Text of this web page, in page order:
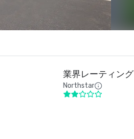
業界レーティング
Northstar